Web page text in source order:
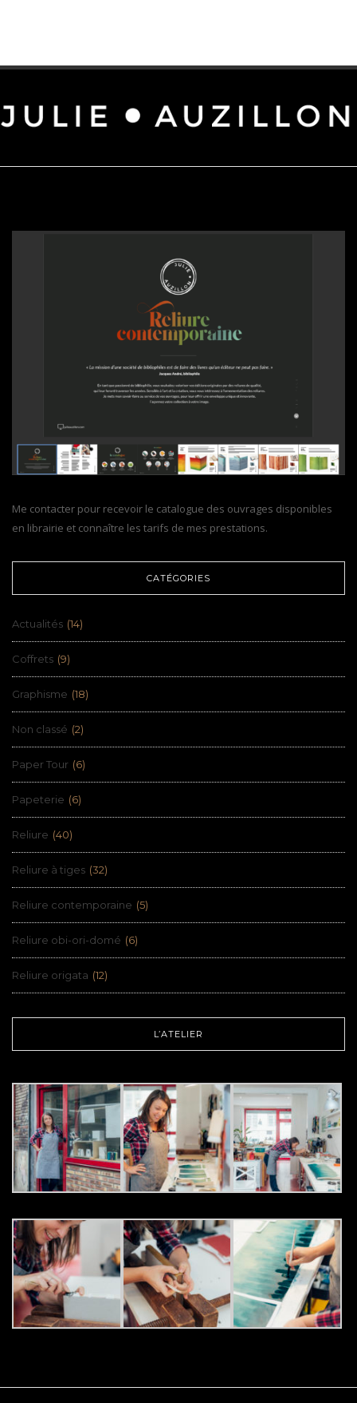
Me contacter pour recevoir le catalogue des ouvrages disponibles
en librairie et connaître les tarifs de mes prestations.
CATÉGORIES
Actualités (14)
Coffrets (9)
Graphisme (18)
Non classé (2)
Paper Tour (6)
Papeterie (6)
Reliure (40)
Reliure à tiges (32)
Reliure contemporaine (5)
Reliure obi-ori-domé (6)
Reliure origata (12)
L’ATELIER